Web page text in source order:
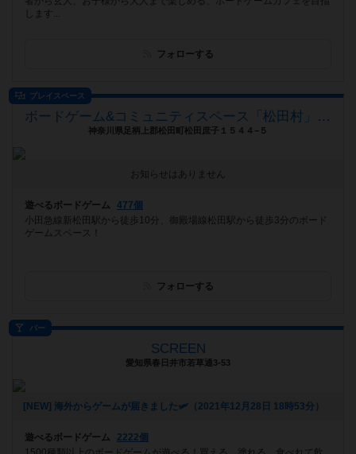
します...
フォローする
プレイスペース
ボードゲーム&コミュニティスペース「松田村」（シャ：クレ）
神奈川県足柄上郡松田町松田庶子１５４４−５
お知らせはありません
遊べるボードゲーム
477個
小田急線新松田駅から徒歩10分、御殿場線松田駅から徒歩3分のボード
ゲームスペース！
フォローする
バー
SCREEN
愛知県春日井市若草通3-53
[NEW] 海外からゲームが届きました🛩（2021年12月28日 18時53分）
遊べるボードゲーム
2222個